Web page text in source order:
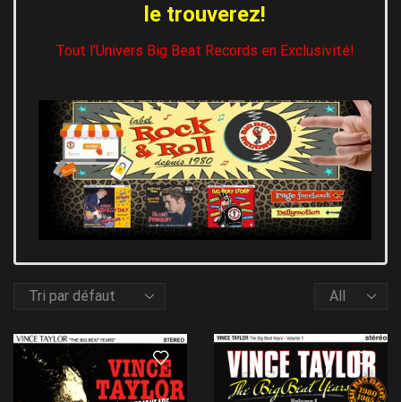
le trouverez!
Tout l’Univers Big Beat Records en Exclusivité!